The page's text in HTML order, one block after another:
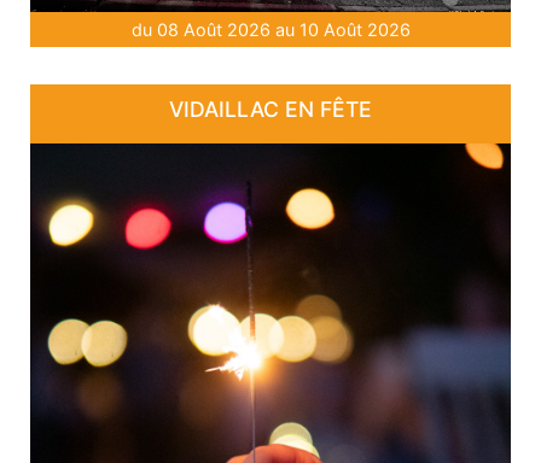
du 08 Août 2026 au 10 Août 2026
VIDAILLAC EN FÊTE